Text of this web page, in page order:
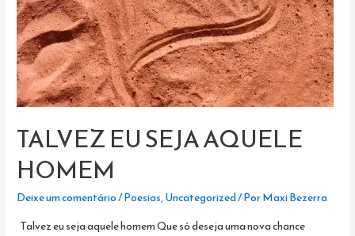
TALVEZ EU SEJA AQUELE
HOMEM
Deixe um comentário/Poesias,Uncategorized/ PorMaxi Bezerra
Talvez eu seja aquele homem Que só deseja uma nova chance